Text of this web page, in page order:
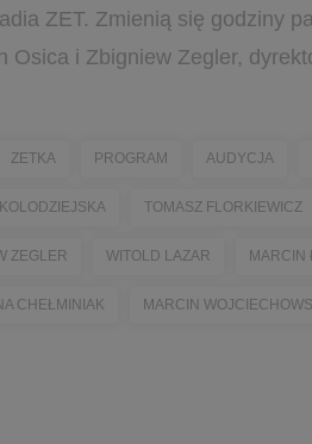
ZET. Zmienią się godziny
Osica i Zbigniew Zegler,
ZETKA PROGRAM AUDYCJA
TOMASZ FLORKIEWICZ
ZEGLER WITOLD LAZAR MARCIN
CHEŁMINIAK MARCIN